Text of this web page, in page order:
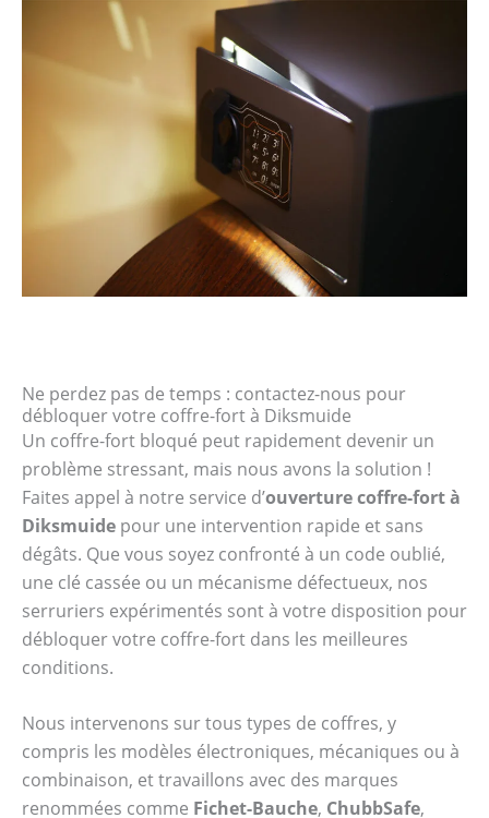
Ne perdez pas de temps : contactez-nous pour
débloquer votre coffre-fort à Diksmuide
Un coffre-fort bloqué peut rapidement devenir un
problème stressant, mais nous avons la solution !
Faites appel à notre service d’ouverture coffre-fort à
Diksmuide pour une intervention rapide et sans
dégâts. Que vous soyez confronté à un code oublié,
une clé cassée ou un mécanisme défectueux, nos
serruriers expérimentés sont à votre disposition pour
débloquer votre coffre-fort dans les meilleures
conditions.
Nous intervenons sur tous types de coffres, y
compris les modèles électroniques, mécaniques ou à
combinaison, et travaillons avec des marques
renommées comme Fichet-Bauche, ChubbSafe,